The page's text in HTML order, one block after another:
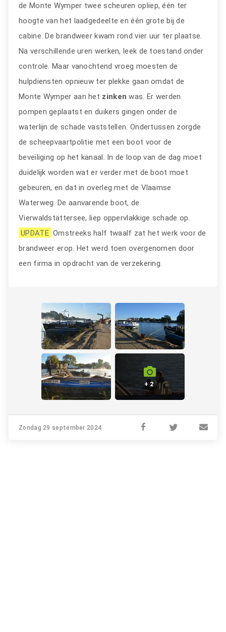
de Monte Wymper twee scheuren opliep, één ter
hoogte van het laadgedeelte en één grote bij de
cabine. De brandweer kwam rond vier uur ter plaatse.
Na verschillende uren werken, leek de toestand onder
controle. Maar vanochtend vroeg moesten de
hulpdiensten opnieuw ter plekke gaan omdat de
Monte Wymper aan het zinkenwas. Er werden
pompen geplaatst en duikers gingen onder de
waterlijn de schade vaststellen. Ondertussen zorgde
de scheepvaartpolitie met een boot voor de
beveiliging op het kanaal. In de loop van de dag moet
duidelijk worden wat er verder met de boot moet
gebeuren, en dat in overleg met de Vlaamse
Waterweg. De aanvarende boot, de
Vierwaldstättersee, liep oppervlakkige schade op.
UPDATE Omstreeks half twaalf zat het werk voor de
brandweer erop. Het werd toen overgenomen door
een firma in opdracht van de verzekering.
+ 2
Zondag 29 september 2024